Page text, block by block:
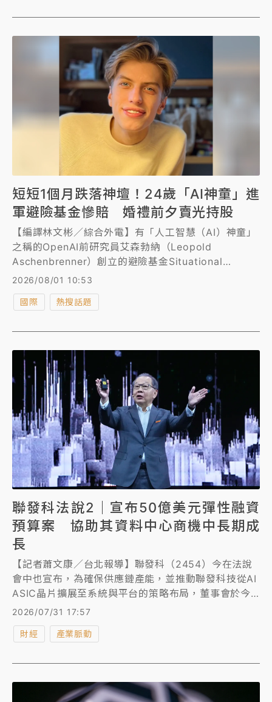
短短1個月跌落神壇！24歲「AI神童」進
軍避險基金慘賠 婚禮前夕賣光持股
【編譯林文彬／綜合外電】有「人工智慧（AI）神童」
之稱的OpenAI前研究員艾森勃納（Leopold
Aschenbrenner）創立的避險基金Situational
Awareness，據傳因投資AI概念股和放空軟體類股損失
題材的風險。
2026/08/01 10:53
國際 熱搜話題
聯發科法說2｜宣布50億美元彈性融資
預算案 協助其資料中心商機中長期成
長
【記者蕭文康／台北報導】聯發科（2454）今在法說
會中也宣布，為確保供應鏈產能，並推動聯發科技從AI
ASIC晶片擴展至系統與平台的策略布局，董事會於今
核准一項總額50億美元的彈性融資預算案，提供靈活的
框架，讓聯發科技在必要時快速取得資金支持的彈性，
協助聯發科技在龐大資料中心商機中的長期成長。
2026/07/31 17:57
財經 產業脈動